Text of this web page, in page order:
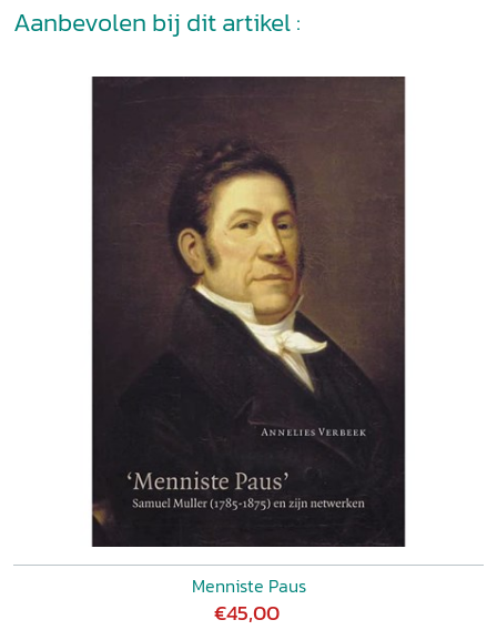
Nittert Obbes 10. The hymn to freedom. The redefinition
Romantic period (ca. 1810-1850) 11. Ter bevordering van de
Systematisch-theologische bijdragen: 12. 'Wer ains will han,
muesz das ander lan'. Gelassenheit als wezenskenmerk van
de radicaal reformatorische vroomheid 13. Restitutie. De
zoektocht naar de ware kerk 14. De eenheid der
verkondiging. Eem kapitteltje catechismus over dienaren
der gemeente 15. Op weg naar een nieuwe belijdenis? 16.
De actualiteit van de bijbelse doop als zendingsdoop 17.
Op zoek naar een oecumenische doopliturgie. Een doperse
richtingwijzer 18. Eten en drinken tot ons oordeel 19.
Marcheert Menno weerloos verder? Een tegenstrijdigheid
vragenderwijs toegelicht 20. Herschapen naar Gods beeld
en gelijkenis 21. Mystiek. Wat, hoe, waartoe? III Meningen
en commentaren: 22. Mosterd na de maaltijd? 23. Eén
Heer, Eén Geloof, Eén Doop. Het Doopsgezind Seminarie
250 jaar 24. Van dit vonnis is geen appèl. Bericht van een
balling 25. De staat van de Sociëteit. Laat leraars weer
leraar zijn 26. Doopsgezinde traditie. Levensvatbaar
alternatief voor afstervende volkskerkelijkheid 27. Loopt
vrijzinnigheid als geestelijke beweging dood? 28. Over de
kippen, de kolen en de aardappelen 29. Cursiefjes van
Aanbevolen bij dit artikel :
Menniste Paus
€45,00